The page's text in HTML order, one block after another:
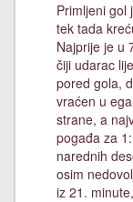
Primljeni gol
tek tada
Najprije je u
čiji udarac
pored gola,
vraćen u
strane, a
pogađa za
narednih
osim
iz 21.